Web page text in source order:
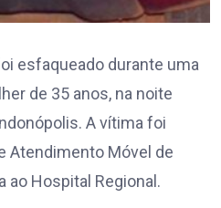
esfaqueado durante uma
de 35 anos, na noite
A vítima foi
Atendimento Móvel de
ao Hospital Regional.